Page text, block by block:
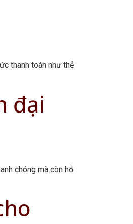
thanh toán như thẻ
đại
chóng mà còn hỗ